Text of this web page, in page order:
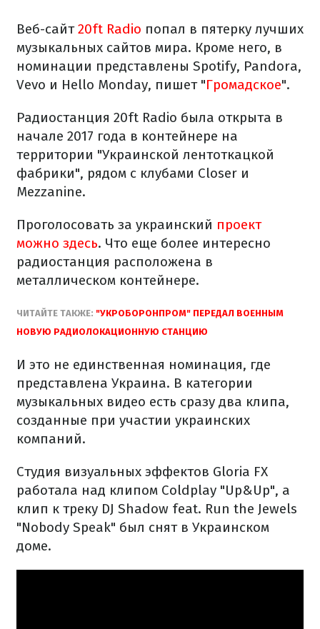
Веб-сайт20ft Radio попал в пятерку лучших
музыкальных сайтов мира. Кроме него, в
номинации представлены Spotify, Pandora,
Vevo и Hello Monday, пишет "Громадское".
Радиостанция 20ft Radio была открыта в
начале 2017 года в контейнере на
территории "Украинской лентоткацкой
фабрики", рядом с клубами Closer и
Mezzanine.
Проголосовать за украинский проект
можно здесь. Что еще более интересно
радиостанция расположена в
металлическом контейнере.
ЧИТАЙТЕ ТАКЖЕ: "УКРОБОРОНПРОМ" ПЕРЕДАЛ ВОЕННЫМ
НОВУЮ РАДИОЛОКАЦИОННУЮ СТАНЦИЮ
И это не единственная номинация, где
представлена Украина. В категории
музыкальных видео есть сразу два клипа,
созданные при участии украинских
компаний.
Студия визуальных эффектов Gloria FX
работала над клипом Coldplay "Up&Up", а
клип к треку DJ Shadow feat. Run the Jewels
"Nobody Speak" был снят в Украинском
доме.